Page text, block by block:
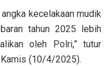
kecelakaan mudik
tahun 2025 lebih
oleh Polri,” tutur
Kamis (10/4/2025).